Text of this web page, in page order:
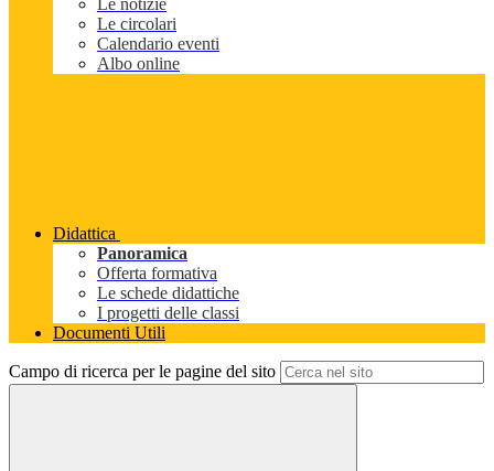
Le notizie
Le circolari
Calendario eventi
Albo online
Didattica
Panoramica
Offerta formativa
Le schede didattiche
I progetti delle classi
Documenti Utili
Campo di ricerca per le pagine del sito